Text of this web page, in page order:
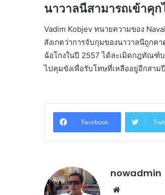
นาวาลนีสามารถเข้าคุก
Vadim Kobjev ทนายความของ
สังเกตว่าการจับกุมของนาวาลนีถูกค
ฉ้อโกงในปี 2557 ได้ละเมิดกฎทัณฑ์บ
ไปคุมขังเพื่อรับโทษที่เหลืออยู่อีกสาม
Facebook
nowadmin
Website